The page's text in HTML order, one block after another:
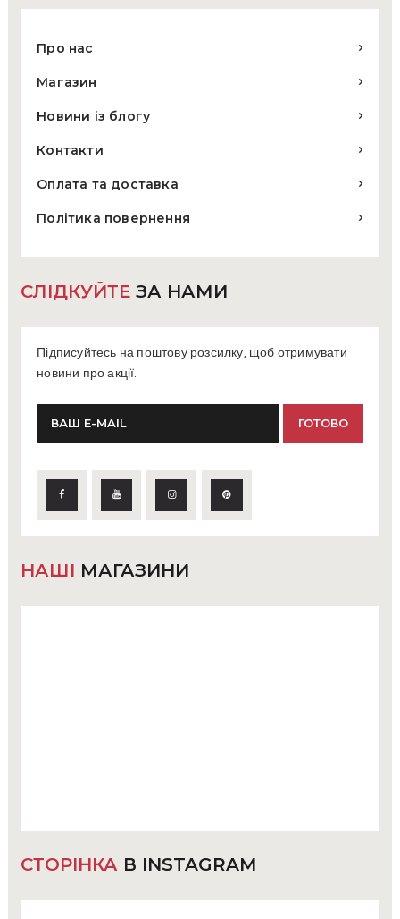
Про нас
Магазин
Новини із блогу
Контакти
Оплата та доставка
Політика повернення
СЛІДКУЙТЕ ЗА НАМИ
Підписуйтесь на поштову розсилку, щоб отримувати
новини про акції.
НАШІ МАГАЗИНИ
СТОРІНКА В INSTAGRAM